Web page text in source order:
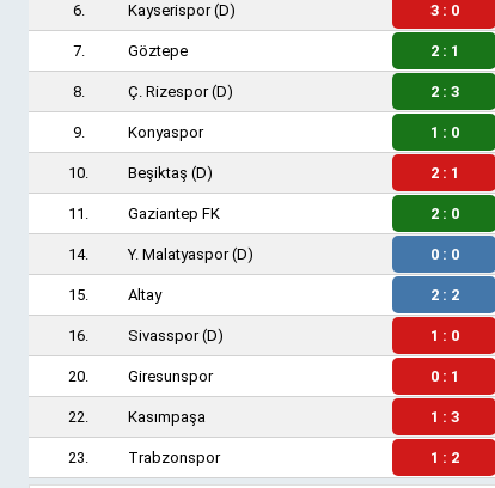
6. Kayserispor(D) 3 : 0
7. Göztepe 2 : 1
8. Ç. Rizespor(D) 2 : 3
9. Konyaspor 1 : 0
10. Beşiktaş (D) 2 : 1
11. Gaziantep FK 2 : 0
14. Y. Malatyaspor(D) 0 : 0
15. Altay 2 : 2
16. Sivasspor(D) 1 : 0
20. Giresunspor 0 : 1
22. Kasımpaşa 1 : 3
23. Trabzonspor 1 : 2